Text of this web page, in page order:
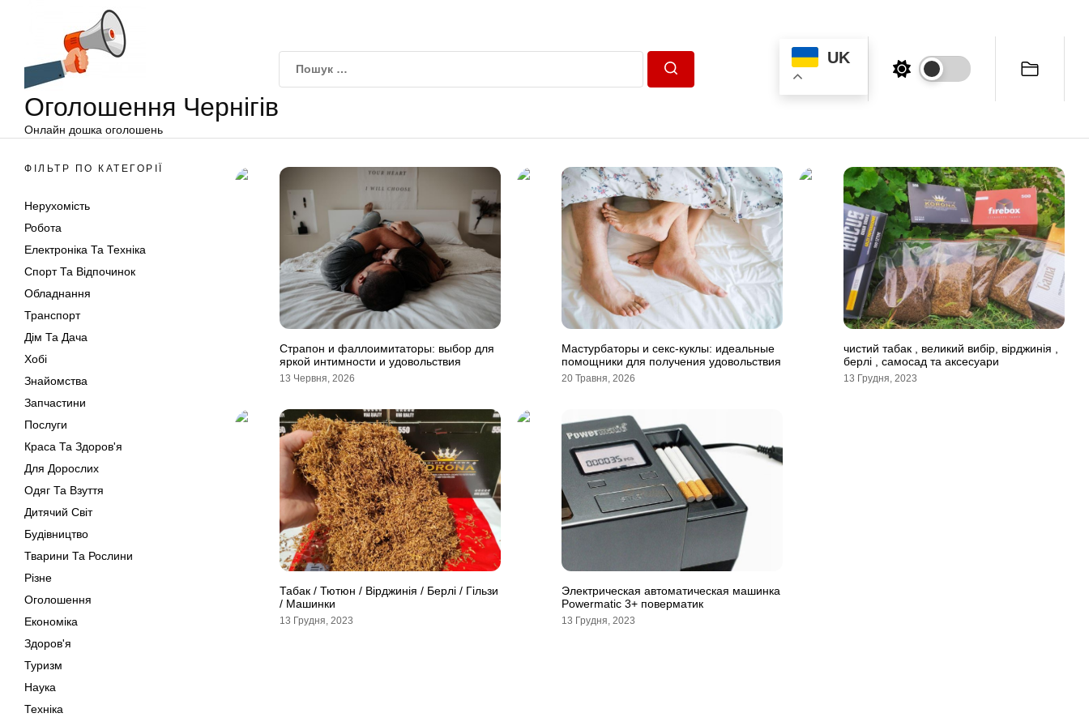
Оголошення Чернігів
Онлайн дошка оголошень
UK
ФІЛЬТР ПО КАТЕГОРІЇ
Нерухомість
Робота
Електроніка Та Техніка
Спорт Та Відпочинок
Обладнання
Транспорт
Дім Та Дача
Хобі
Знайомства
Запчастини
Послуги
Краса Та Здоров'я
Для Дорослих
Одяг Та Взуття
Дитячий Світ
Будівництво
Тварини Та Рослини
Різне
Оголошення
Економіка
Здоров'я
Туризм
Наука
Техніка
Страпон и фаллоимитаторы: выбор для
яркой интимности и удовольствия
13 Червня, 2026
Мастурбаторы и секс-куклы: идеальные
помощники для получения удовольствия
20 Травня, 2026
чистий табак , великий вибір, вірджинія ,
берлі , самосад та аксесуари
13 Грудня, 2023
Табак / Тютюн / Вірджинія / Берлі / Гільзи
/ Машинки
13 Грудня, 2023
Электрическая автоматическая машинка
Powermatic 3+ поверматик
13 Грудня, 2023